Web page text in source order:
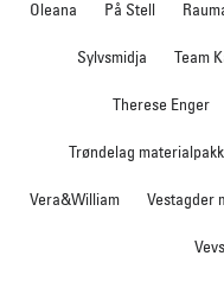
Oleana På Stell
Sylvsmidja Team
Therese Enger
Trøndelag
Vera&William Vestagder